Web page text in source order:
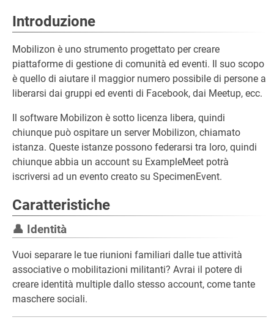
Introduzione
Mobilizon è uno strumento progettato per creare
piattaforme di gestione di comunità ed eventi. Il suo scopo
è quello di aiutare il maggior numero possibile di persone a
liberarsi dai gruppi ed eventi di Facebook, dai Meetup, ecc.
Il software Mobilizon è sotto licenza libera, quindi
chiunque può ospitare un server Mobilizon, chiamato
istanza. Queste istanze possono federarsi tra loro, quindi
chiunque abbia un account su ExampleMeet potrà
iscriversi ad un evento creato su SpecimenEvent.
Caratteristiche
👤 Identità
Vuoi separare le tue riunioni familiari dalle tue attività
associative o mobilitazioni militanti? Avrai il potere di
creare identità multiple dallo stesso account, come tante
maschere sociali.